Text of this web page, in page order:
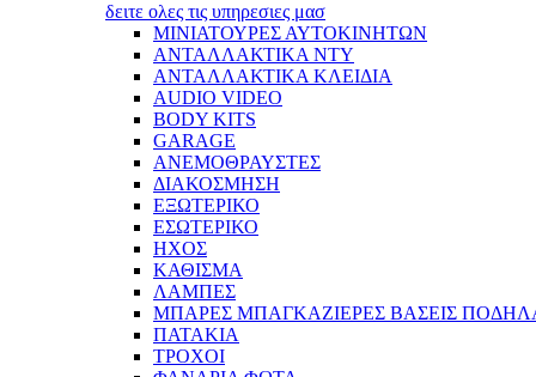
δειτε ολες τις υπηρεσιες μασ
ΜΙΝΙΑΤΟΥΡΕΣ ΑΥΤΟΚΙΝΗΤΩΝ
ΑΝΤΑΛΛΑΚΤΙΚΑ NTY
ΑΝΤΑΛΛΑΚΤΙΚΑ ΚΛΕΙΔΙΑ
AUDIO VIDEO
BODY KITS
GARAGE
ΑΝΕΜΟΘΡΑΥΣΤΕΣ
ΔΙΑΚΟΣΜΗΣΗ
ΕΞΩΤΕΡΙΚΟ
ΕΣΩΤΕΡΙΚΟ
ΗΧΟΣ
ΚΑΘΙΣΜΑ
ΛΑΜΠΕΣ
ΜΠΑΡΕΣ ΜΠΑΓΚΑΖΙΕΡΕΣ ΒΑΣΕΙΣ
ΠΑΤΑΚΙΑ
ΤΡΟΧΟΙ